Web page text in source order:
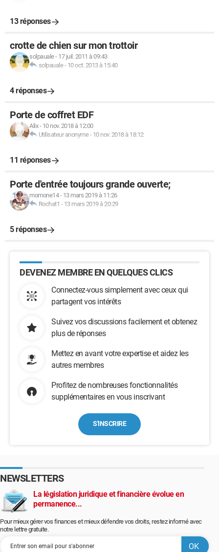
13 réponses
crotte de chien sur mon trottoir
solpauale- 17 juil. 2011 à 09:43
solpauale- 10 oct. 2013 à 15:40
4 réponses
Porte de coffret EDF
Alix- 10 nov. 2018 à 12:00
Utilisateur anonyme- 10 nov. 2018 à 18:12
11 réponses
Porte d'entrée toujours grande ouverte;
momone14- 13 mars 2019 à 11:26
Rochat1 - 13 mars 2019 à 20:29
5 réponses
DEVENEZ MEMBRE EN QUELQUES CLICS
Connectez-vous simplement avec ceux qui
partagent vos intérêts
Suivez vos discussions facilement et obtenez
plus de réponses
Mettez en avant votre expertise et aidez les
autres membres
Profitez de nombreuses fonctionnalités
supplémentaires en vous inscrivant
S'INSCRIRE
NEWSLETTERS
La législation juridique et financière évolue en
permanence...
Pour mieux gérer vos finances et mieux défendre vos droits, restez informé avec
notre lettre gratuite.